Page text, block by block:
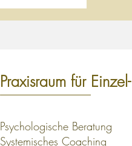
Praxisraum für
Psychologische Beratung
Systemisches Coaching